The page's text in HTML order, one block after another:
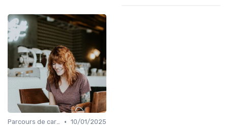
Parcours de carrière en finance • 10/01/2025